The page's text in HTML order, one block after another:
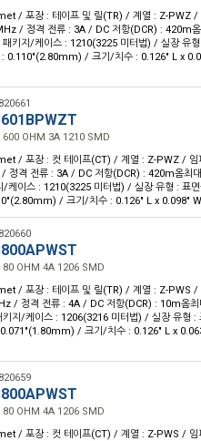
/ 포장 : 테이프 및 릴(TR) / 계열 : Z-PWZ /
/ 정격 전류 : 3A / DC 저항(DCR) : 420m
패키지/케이스 : 1210(3225 미터법) / 실장 유
: 0.110"(2.80mm) / 크기/치수 : 0.126" L x
600 OHM 3A 1210 SMD
/ 포장 : 컷 테이프(CT) / 계열 : Z-PWZ / 임
정격 전류 : 3A / DC 저항(DCR) : 420m옴최
/케이스 : 1210(3225 미터법) / 실장 유형 : 표
/ 크기/치수 : 0.126" L x 0.098"
80 OHM 4A 1206 SMD
/ 포장 : 테이프 및 릴(TR) / 계열 : Z-PWS /
/ 정격 전류 : 4A / DC 저항(DCR) : 10m옴최
키지/케이스 : 1206(3216 미터법) / 실장 유형
0.071"(1.80mm) / 크기/치수 : 0.126" L x
80 OHM 4A 1206 SMD
/ 포장 : 컷 테이프(CT) / 계열 : Z-PWS / 임